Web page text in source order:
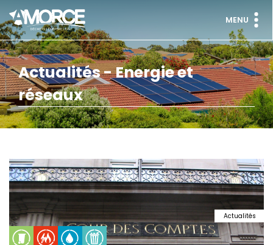
MENU
Actualités - Energie et
réseaux
Actualités